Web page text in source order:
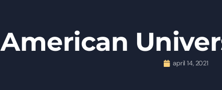
American
april 14, 2021